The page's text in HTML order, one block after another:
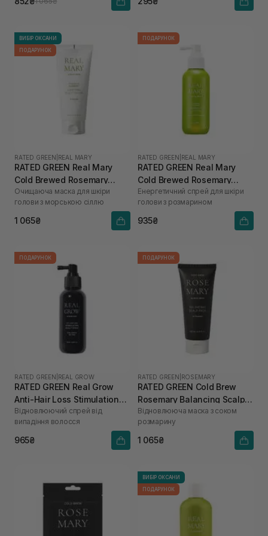
ВИБІР ОКСАНИ
ПОДАРУНОК
RATED GREEN REAL MARY
RATED GREEN Real Mary
Cold Brewed Rosemary
Purifyng Scalp Scaler 200
мл
Очищаюча маска для шкіри
голови з морською сіллю
1 065₴
ПОДАРУНОК
RATED GREEN REAL MARY
RATED GREEN Real Mary
Cold Brewed Rosemary
Energizing Scalp Spray 120
мл
Енергетичний спрей для шкіри
голови з розмарином
935₴
ПОДАРУНОК
RATED GREEN REAL GROW
RATED GREEN Real Grow
Anti-Hair Loss Stimulation
Scalp Spray 120 мл
Відновлюючий спрей від
випадіння волосся
965₴
ПОДАРУНОК
RATED GREEN ROSEMARY
RATED GREEN Cold Brew
Rosemary Balancing Scalp
Pack 200 мл
Відновлююча маска з соком
розмарину
1 065₴
ВИБІР ОКСАНИ
ПОДАРУНОК